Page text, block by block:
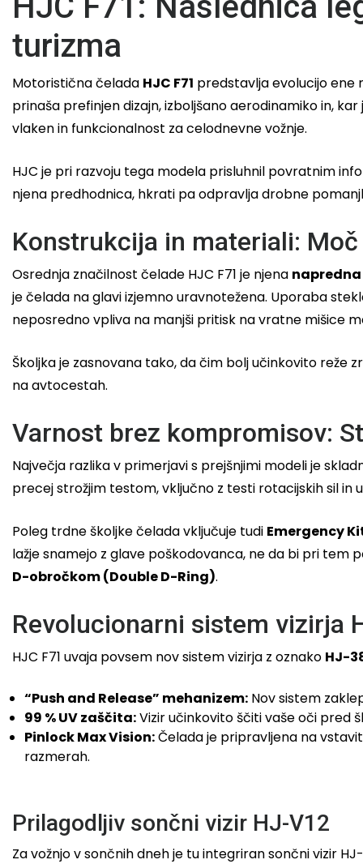
turizma
Motoristična čelada HJC F71 predstavlja evolucijo ene
prinaša prefinjen dizajn, izboljšano aerodinamiko in,
vlaken in funkcionalnost za celodnevne vožnje.
HJC je pri razvoju tega modela prisluhnil povratnim
njena predhodnica, hkrati pa odpravlja drobne
Konstrukcija in materiali:
Osrednja značilnost čelade HJC F71 je njena
je čelada na glavi izjemno uravnotežena. Uporaba
neposredno vpliva na manjši pritisk na vratne mišice
Školjka je zasnovana tako, da čim bolj učinkovito reže
na avtocestah.
Varnost brez kompromisov:
Največja razlika v primerjavi s prejšnjimi modeli je
precej strožjim testom, vključno z testi rotacijskih sil
Poleg trdne školjke čelada vključuje tudi Emergency
lažje snamejo z glave poškodovanca, ne da bi pri
D-obročkom (Double D-Ring).
Revolucionarni sistem vizirja
HJC F71 uvaja povsem nov sistem vizirja z oznako HJ-
“Push and Release” mehanizem: Nov sistem
99 % UV zaščita:Vizir učinkovito ščiti vaše oči pred
Pinlock Max Vision:Čelada je pripravljena na
razmerah.
Prilagodljiv sončni vizir HJ-V12
Za vožnjo v sončnih dneh je tu integriran sončni vizir